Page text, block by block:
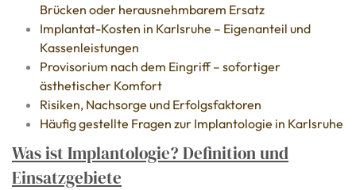
Brücken oder herausnehmbarem Ersatz
Implantat-Kosten in Karlsruhe – Eigenanteil und
Kassenleistungen
Provisorium nach dem Eingriff – sofortiger
ästhetischer Komfort
Risiken, Nachsorge und Erfolgsfaktoren
Häufig gestellte Fragen zur Implantologie in Karlsruhe
Was ist Implantologie? Definition und
Einsatzgebiete